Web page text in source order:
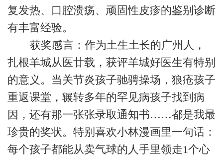
复发热、口腔溃疡、顽固性皮疹的鉴别诊断
有丰富经验。
获奖感言：作为土生土长的广州人，
扎根羊城从医廿载，获评羊城好医生有特别
的意义。当关节炎孩子驰骋操场，狼疮孩子
重返课堂，辗转多年的罕见病孩子找到病
因，还有那一张张录取通知书……都是我最
珍贵的奖状。特别喜欢小林漫画里一句话：
每个孩子都能从卖气球的人手里领走1个心